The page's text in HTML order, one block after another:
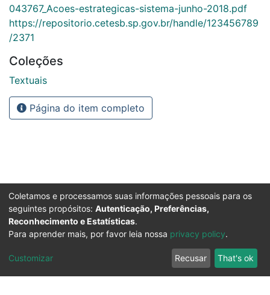
043767_Acoes-estrategicas-sistema-junho-2018.pdf
https://repositorio.cetesb.sp.gov.br/handle/123456789
/2371
Coleções
Textuais
Página do item completo
Coletamos e processamos suas informações pessoais para os
seguintes propósitos: Autenticação, Preferências,
Reconhecimento e Estatísticas.
Para aprender mais, por favor leia nossa privacy policy.
Customizar Recusar That's ok